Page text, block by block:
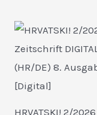
HRVATSKI! 2/2026